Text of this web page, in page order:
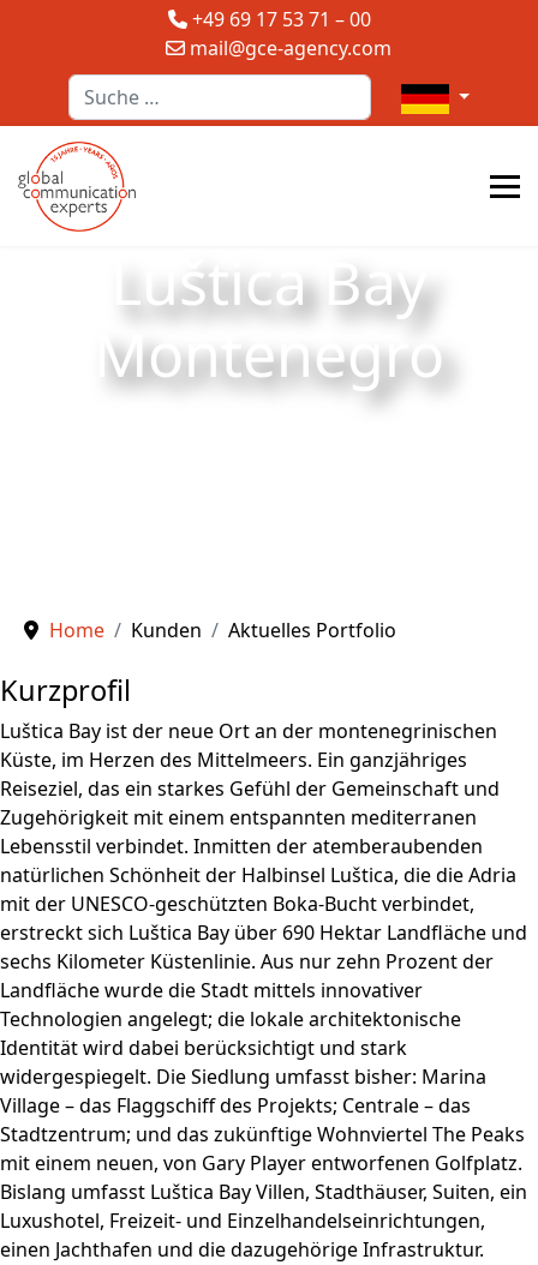
+49 69 17 53 71 – 00
mail@gce-agency.com
Suchen
Sprache
Luštica Bay
Montenegro
Home Kunden Aktuelles Portfolio
Kurzprofil
Luštica Bay ist der neue Ort an der montenegrinischen
Küste, im Herzen des Mittelmeers. Ein ganzjähriges
Reiseziel, das ein starkes Gefühl der Gemeinschaft und
Zugehörigkeit mit einem entspannten mediterranen
Lebensstil verbindet. Inmitten der atemberaubenden
natürlichen Schönheit der Halbinsel Luštica, die die Adria
mit der UNESCO-geschützten Boka-Bucht verbindet,
erstreckt sich Luštica Bay über 690 Hektar Landfläche und
sechs Kilometer Küstenlinie. Aus nur zehn Prozent der
Landfläche wurde die Stadt mittels innovativer
Technologien angelegt; die lokale architektonische
Identität wird dabei berücksichtigt und stark
widergespiegelt. Die Siedlung umfasst bisher: Marina
Village – das Flaggschiff des Projekts; Centrale – das
Stadtzentrum; und das zukünftige Wohnviertel The Peaks
mit einem neuen, von Gary Player entworfenen Golfplatz.
Bislang umfasst Luštica Bay Villen, Stadthäuser, Suiten, ein
Luxushotel, Freizeit- und Einzelhandelseinrichtungen,
einen Jachthafen und die dazugehörige Infrastruktur.